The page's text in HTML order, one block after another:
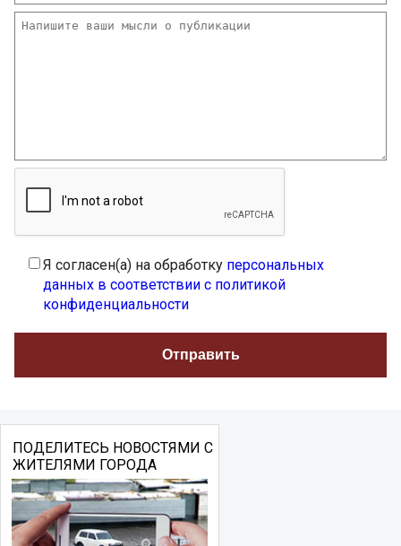
Я согласен(а) на обработку персональных
данных в соответствии с политикой
конфиденциальности
ПОДЕЛИТЕСЬ НОВОСТЯМИ С
ЖИТЕЛЯМИ ГОРОДА